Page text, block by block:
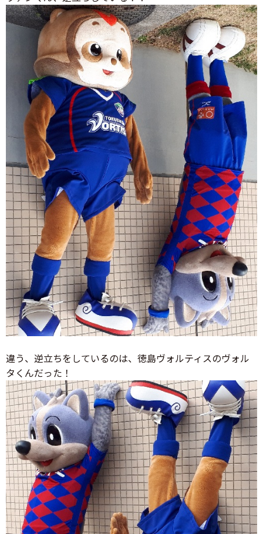
違う、逆立ちをしているのは、徳島ヴォルティスのヴォル
タくんだった！